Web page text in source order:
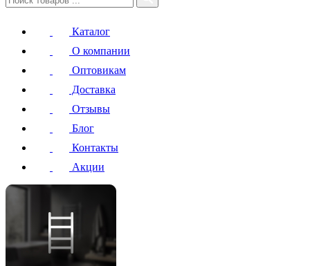
Каталог
О компании
Оптовикам
Доставка
Отзывы
Блог
Контакты
Акции